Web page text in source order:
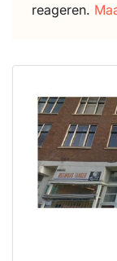
reageren.
is
waarschijnlijk
al verhuurd
Om kans te
maken moet je
binnen 15
minuten
reageren.
Stekkies helpt
je hierbij!